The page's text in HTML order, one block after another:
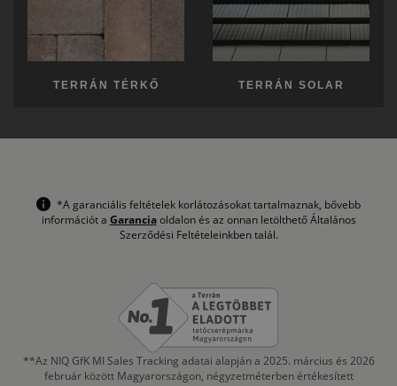
TERRÁN TÉRKŐ TERRÁN SOLAR
*A garanciális feltételek korlátozásokat tartalmaznak, bővebb
információt a Garanciaoldalon és az onnan letölthető Általános
Szerződési Feltételeinkben talál.
**Az NIQ GfK MI Sales Tracking adatai alapján a 2025. március és 2026
február között Magyarországon, négyzetméterben értékesített